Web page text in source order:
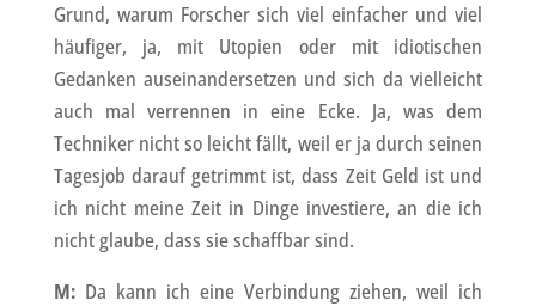
Grund, warum Forscher sich viel einfacher und viel
häufiger, ja, mit Utopien oder mit idiotischen
Gedanken auseinandersetzen und sich da vielleicht
auch mal verrennen in eine Ecke. Ja, was dem
Techniker nicht so leicht fällt, weil er ja durch seinen
Tagesjob darauf getrimmt ist, dass Zeit Geld ist und
ich nicht meine Zeit in Dinge investiere, an die ich
nicht glaube, dass sie schaffbar sind.
M:Da kann ich eine Verbindung ziehen, weil ich